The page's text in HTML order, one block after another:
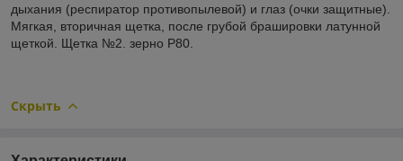
дыхания (респиратор противопылевой) и глаз (очки защитные).
Мягкая, вторичная щетка, после грубой брашировки латунной
щеткой. Щетка №2. зерно Р80.
Скрыть